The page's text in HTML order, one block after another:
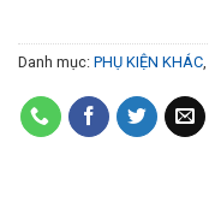
Danh mục: PHỤ KIỆN KHÁC,